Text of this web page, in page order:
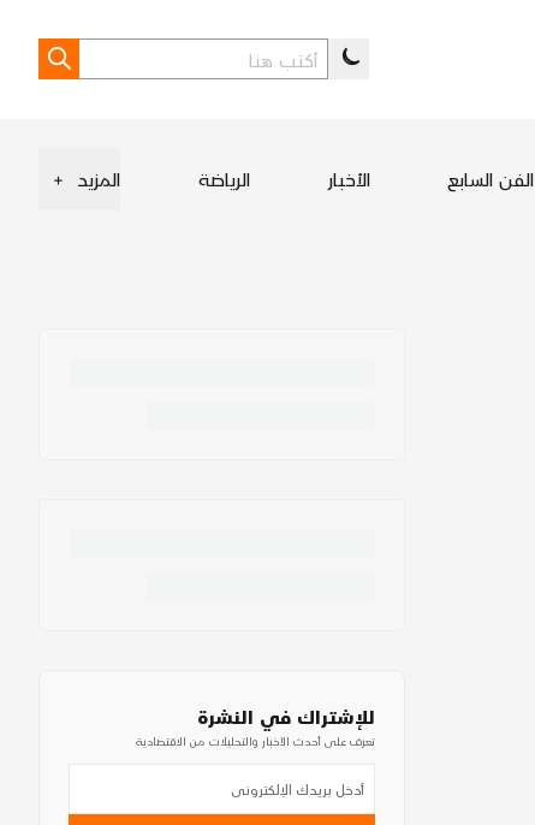
الفن السابع الأخبار الرياضة المزيد +
للإشتراك في النشرة
تعرف على أحدث الأخبار والتحليلات من الاقتصادية